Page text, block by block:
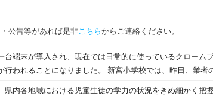
公告等があれば是非こちらからご連絡ください。
台端末が導入され、現在では日常的に使っているクローム
宮小学校では、昨日、業者の皆さんが、一日がかりで全校分のク
県内各地域における児童生徒の学力の状況をきめ細かく把